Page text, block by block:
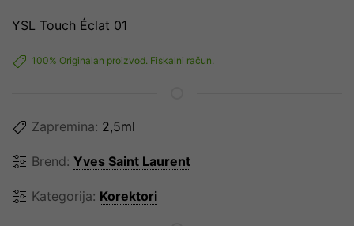
YSL Touch Éclat 01
100% Originalan proizvod. Fiskalni račun.
Zapremina: 2,5ml
Brend: Yves Saint Laurent
Kategorija: Korektori